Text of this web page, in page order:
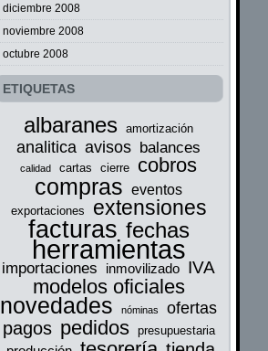
diciembre 2008
noviembre 2008
octubre 2008
ETIQUETAS
albaranes amortización
analitica avisos balances
calidad cartas cierre cobros
compras eventos
exportaciones extensiones
facturas fechas
herramientas
importaciones inmovilizado IVA
modelos oficiales
novedades nóminas ofertas
pagos pedidos presupuestaria